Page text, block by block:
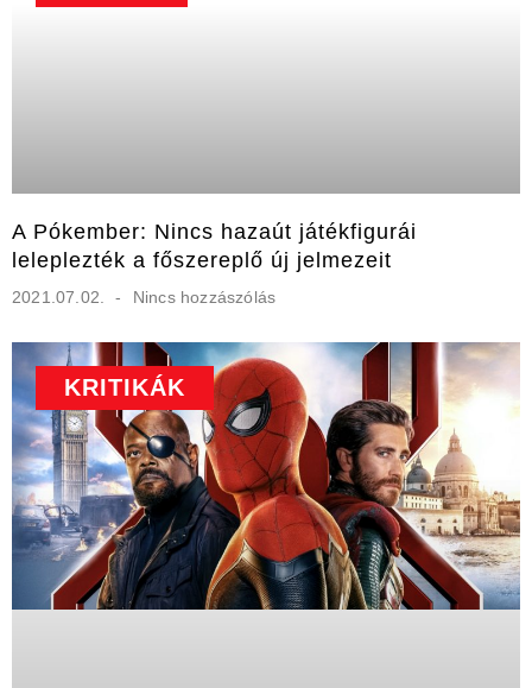
A Pókember: Nincs hazaút játékfigurái
leleplezték a főszereplő új jelmezeit
2021.07.02. Nincs hozzászólás
KRITIKÁK